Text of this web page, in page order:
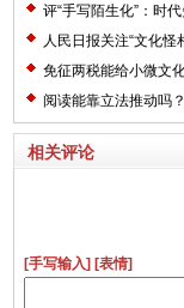
评“手写陌生化”：时
人民日报关注“文化怪
免征两税能给小微文
阅读能靠立法推动吗
相关评论
[手写输入] [表情]